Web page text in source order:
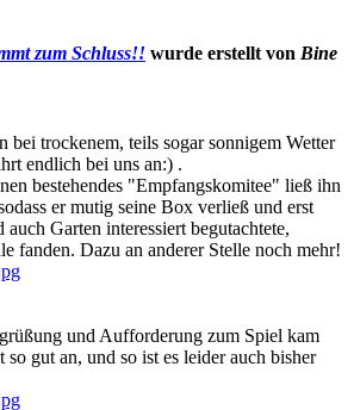
zum Schluss!! wurde erstellt von Bine
bei trockenem, teils sogar sonnigem Wetter
endlich bei uns an:) .
bestehendes "Empfangskomitee" ließ ihn
er mutig seine Box verließ und erst
Garten interessiert begutachtete,
fanden. Dazu an anderer Stelle noch mehr!
und Aufforderung zum Spiel kam
gut an, und so ist es leider auch bisher